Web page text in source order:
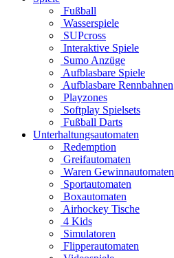
Fußball
Wasserspiele
SUPcross
Interaktive Spiele
Sumo Anzüge
Aufblasbare Spiele
Aufblasbare Rennbahnen
Playzones
Softplay Spielsets
Fußball Darts
Unterhaltungsautomaten
Redemption
Greifautomaten
Waren Gewinnautomaten
Sportautomaten
Boxautomaten
Airhockey Tische
4 Kids
Simulatoren
Flipperautomaten